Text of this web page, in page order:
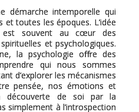
démarche intemporelle qui
toutes les époques. L’idée
souvent au cœur des
et psychologiques.
la psychologie offre des
qui nous sommes
d’explorer les mécanismes
pensée, nos émotions et
découverte de soi par la
simplement à l’introspection